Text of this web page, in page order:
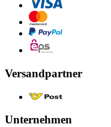
Versandpartner
Unternehmen